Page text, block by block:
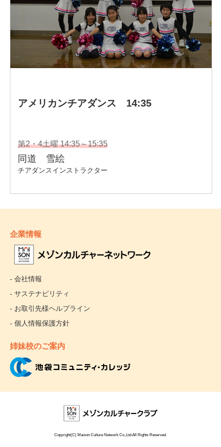
企業情報
- 会社情報
- サステナビリティ
- お取引先様ヘルプライン
- 個人情報保護方針
姉妹校のご案内
Copyright(C) Maison Culture Network Co.,Ltd.All Rights Reserved.